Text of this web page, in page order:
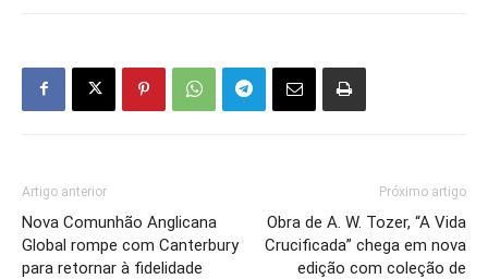
Artigo anterior
Nova Comunhão Anglicana
Global rompe com Canterbury
para retornar à fidelidade
Próximo artigo
Obra de A. W. Tozer, “A Vida
Crucificada” chega em nova
edição com coleção de